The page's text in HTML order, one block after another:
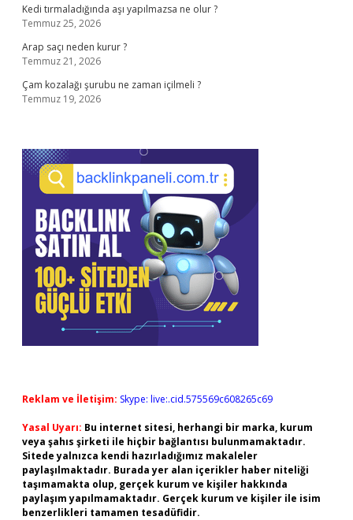
Kedi tırmaladığında aşı yapılmazsa ne olur ?
Temmuz 25, 2026
Arap saçı neden kurur ?
Temmuz 21, 2026
Çam kozalağı şurubu ne zaman içilmeli ?
Temmuz 19, 2026
Reklam ve İletişim: Skype: live:.cid.575569c608265c69
Yasal Uyarı: Bu internet sitesi, herhangi bir marka, kurum
veya şahıs şirketi ile hiçbir bağlantısı bulunmamaktadır.
Sitede yalnızca kendi hazırladığımız makaleler
paylaşılmaktadır. Burada yer alan içerikler haber niteliği
taşımamakta olup, gerçek kurum ve kişiler hakkında
paylaşım yapılmamaktadır. Gerçek kurum ve kişiler ile isim
benzerlikleri tamamen tesadüfidir.